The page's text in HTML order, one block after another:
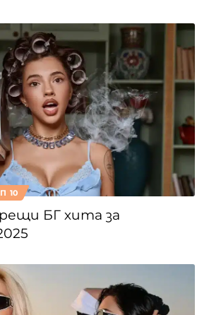
10
БГ хита за